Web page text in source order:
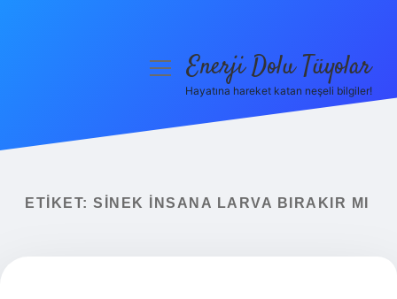
Yasal Uyarı
menüyüEnerji Dolu Tüyolar
Hayatına hareket katan neşeli bilgiler!
ETIKET: SINEK INSANA LARVA BIRAKIR MI